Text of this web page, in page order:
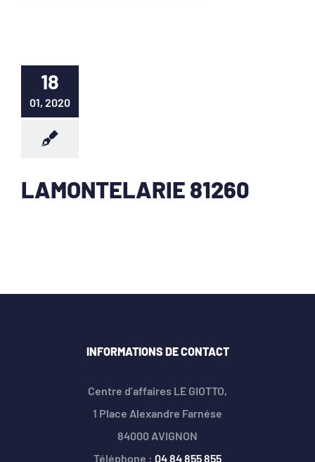
18
01, 2020
LAMONTELARIE 81260
INFORMATIONS DE CONTACT
Centre d’affaires LE GIOTTO,
1 Place Alexandre Farnése
84000 AVIGNON
Téléphone : 04 84 855 855